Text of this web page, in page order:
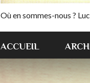
Où en sommes-nous ?
ACCUEIL